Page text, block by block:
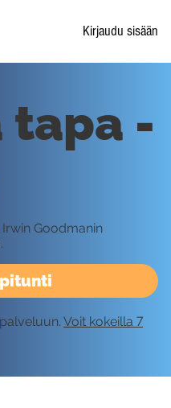
Kirjaudu sisään
tapa -
Irwin Goodmanin
Voit kokeilla 7